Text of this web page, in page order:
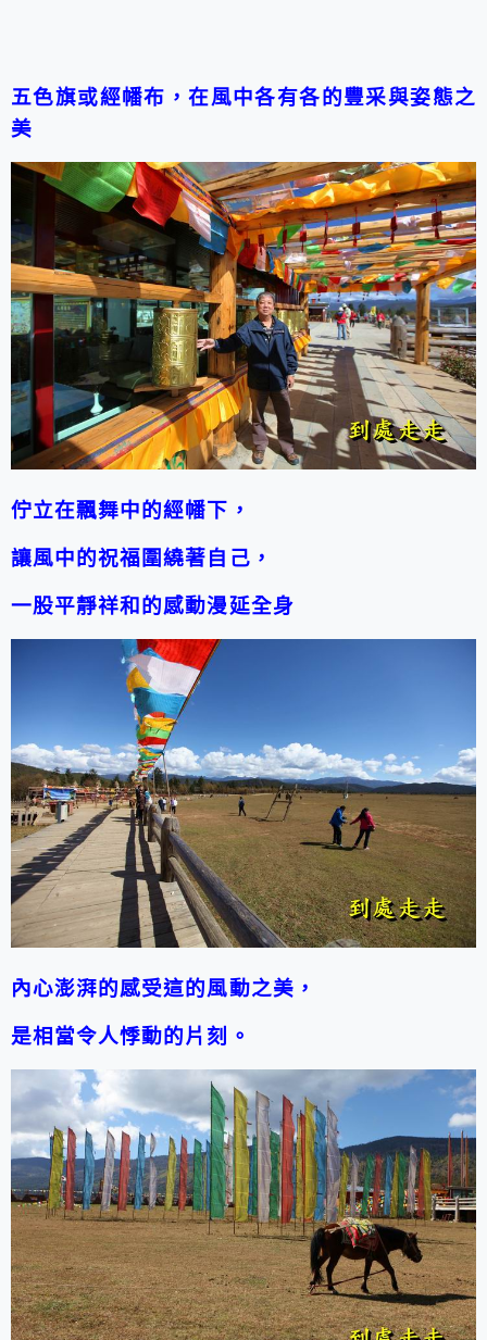
五色旗或經幡布，在風中各有各的豐采與姿態之
美
佇立在飄舞中的經幡下，
讓風中的祝福圍繞著自己，
一股平靜祥和的感動漫延全身
內心澎湃的感受這的風動之美，
是相當令人悸動的片刻。